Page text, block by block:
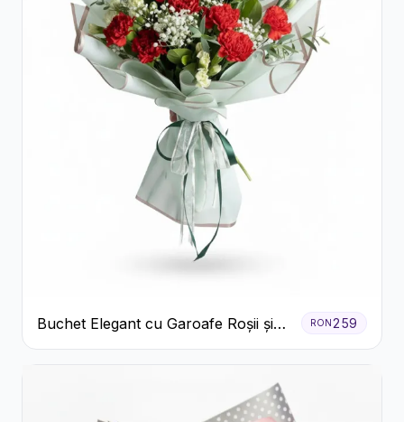
Buchet Elegant cu Garoafe Roșii și
Floarea Miresei
RON259